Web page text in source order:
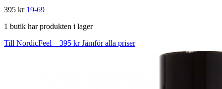
395 kr 19-69
1 butik har produkten i lager
Till NordicFeel – 395 krJämför alla priser